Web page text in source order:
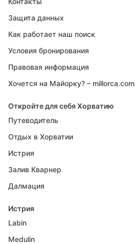
Защита данных
Как работает наш поиск
Условия бронирования
Правовая информация
Хочется на Майорку? – millorca.com
Откройте для себя Хорватию
Путеводитель
Отдых в Хорватии
Истрия
Залив Кварнер
Далмация
Истрия
Labin
Medulin